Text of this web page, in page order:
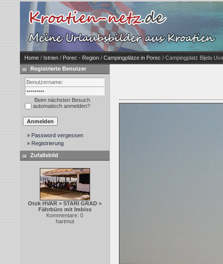
Home / Istrien / Porec - Region / Campingplätze in Porec / Campingplatz Bijela
Registrierte Benutzer
Beim nächsten Besuch
automatisch anmelden?
» Password vergessen
» Registrierung
Zufallsbild
Otok HVAR > STARI GRAD >
Fährbüro mit Imbiss
Kommentare: 0
hartmut